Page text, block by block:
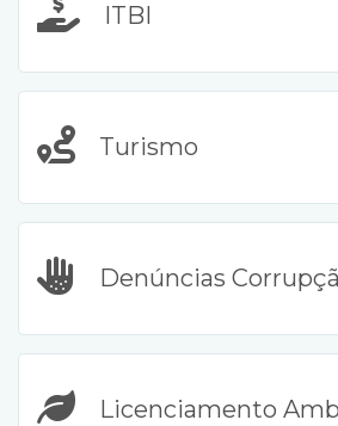
ITBI
Turismo
Denúncias
Licenciamento